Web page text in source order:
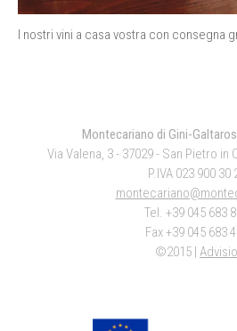
I nostri vini a casa vostra con consegna
Montecariano di Gini-
Via Valena, 3 - 37029 - San Pietro in
P.IVA 023 900 30
Tel. +39 045 683
Fax +39 045 683
©2015 |